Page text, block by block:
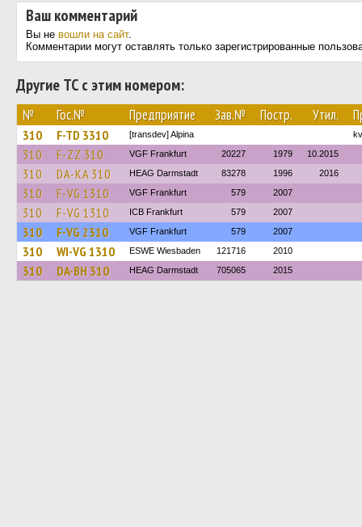
Ваш комментарий
Вы не вошли на сайт.
Комментарии могут оставлять только зарегистрированные
Другие ТС с этим номером:
№ Гос.№ Предприятие Зав.№ Постр. Утил.
310 F-TD 3310 [transdev] Alpina
310 F-ZZ 310 VGF Frankfurt 20227 1979 10.2015
310 DA-KA 310 HEAG Darmstadt 83278 1996 2016
310 F-VG 1310 VGF Frankfurt 579 2007
310 F-VG 1310 ICB Frankfurt 579 2007
310 F-VG 2310 VGF Frankfurt 579 2007
310 WI-VG 1310 ESWE Wiesbaden 121716 2010
310 DA-BH 310 HEAG Darmstadt 705065 2015